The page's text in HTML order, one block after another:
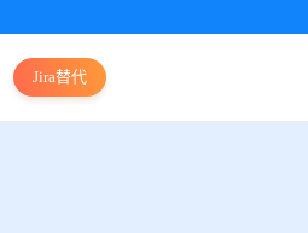
Jira替代